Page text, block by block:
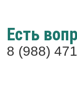
Есть
8 (988)